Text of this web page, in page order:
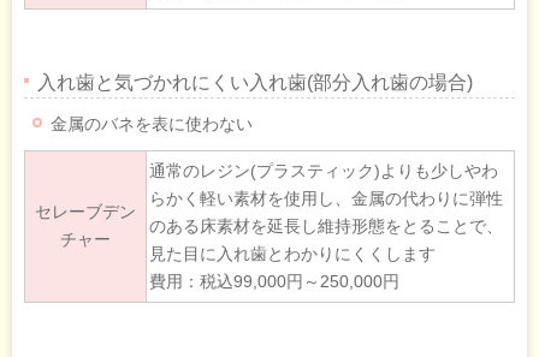
入れ歯と気づかれにくい入れ歯(部分入れ歯の場合)
金属のバネを表に使わない
セレーブデン
チャー
通常のレジン(プラスティック)よりも少しやわ
らかく軽い素材を使用し、金属の代わりに弾性
のある床素材を延長し維持形態をとることで、
見た目に入れ歯とわかりにくくします
費用：税込99,000円～250,000円